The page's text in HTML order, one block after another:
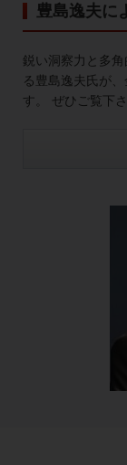
豊島逸夫に
鋭い洞察力と多
る豊島逸夫氏が
す。 ぜひご覧下さ